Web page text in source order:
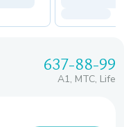
637-88-99
A1, МТС, Life